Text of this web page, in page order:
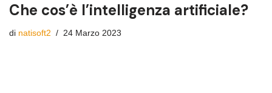
Che cos’è l’intelligenza artificiale?
di natisoft2 24 Marzo 2023